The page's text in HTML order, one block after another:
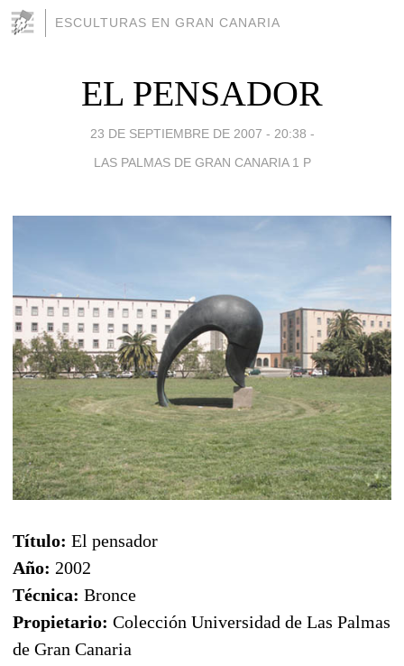
ESCULTURAS EN GRAN CANARIA
EL PENSADOR
23 DE SEPTIEMBRE DE 2007 - 20:38 -
LAS PALMAS DE GRAN CANARIA 1 P
Título: El pensador
Año: 2002
Técnica: Bronce
Propietario: Colección Universidad de Las Palmas
de Gran Canaria